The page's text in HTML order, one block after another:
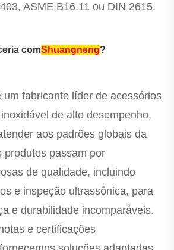
ASME B16.11 ou DIN 2615.
comShuangneng?
fabricante líder de acessórios
de alto desempenho,
aos padrões globais da
produtos passam por
de qualidade, incluindo
e inspeção ultrassônica, para
e durabilidade incomparáveis.
e certificações